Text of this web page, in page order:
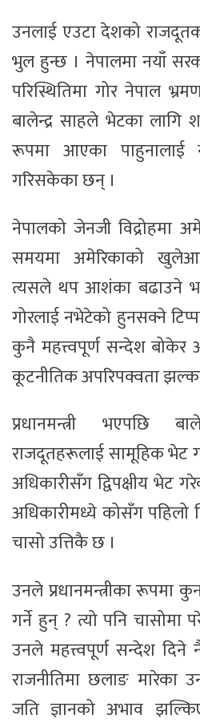
उनलाई एउटा देशको
भुल हुन्छ । नेपालमा नयाँ
परिस्थितिमा गोर नेपाल
बालेन्द्र साहले भेटका लागि
रूपमा आएका
गरिसकेका छन् ।
नेपालको जेनजी विद्रोहमा
समयमा अमेरिकाको
त्यसले थप आशंका बढाउने
गोरलाई नभेटेको हुनसक्ने
कुनै महत्त्वपूर्ण सन्देश
कूटनीतिक अपरिपक्वता
प्रधानमन्त्री भएपछि
राजदूतहरूलाई सामूहिक भेट
अधिकारीसँग द्विपक्षीय भेट
अधिकारीमध्ये कोसँग पहिलो
चासो उत्तिकै छ ।
उनले प्रधानमन्त्रीका रूपमा
गर्ने हुन् ? त्यो पनि
उनले महत्त्वपूर्ण सन्देश दिने
राजनीतिमा छलाङ मारेका
जति ज्ञानको अभाव